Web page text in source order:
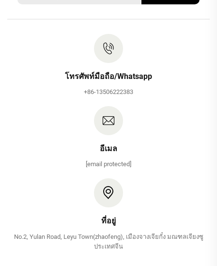
โทรศัพท์มือถือ/Whatsapp
+86-13506222383
อีเมล
[email protected]
ที่อยู่
No.2, Yulan Road, Leyu Town(zhaofeng), เมืองจางเจียกั๋ง มณฑลเจียงซู
ประเทศจีน